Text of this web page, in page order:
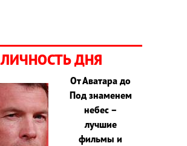
ЛИЧНОСТЬ ДНЯ
От Аватара до
Под знаменем
небес –
лучшие
фильмы и